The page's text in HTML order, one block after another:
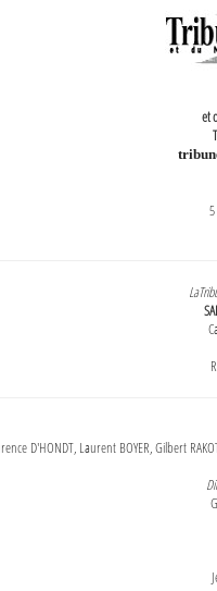
et
D'HONDT, Laurent BOYER, Gilbert